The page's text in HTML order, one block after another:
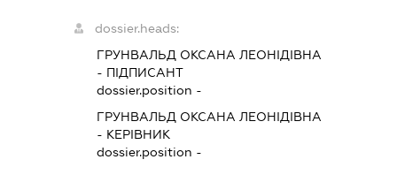
dossier.heads:
ГРУНВАЛЬД ОКСАНА ЛЕОНІДІВНА
- ПІДПИСАНТ
dossier.position -
ГРУНВАЛЬД ОКСАНА ЛЕОНІДІВНА
- КЕРІВНИК
dossier.position -